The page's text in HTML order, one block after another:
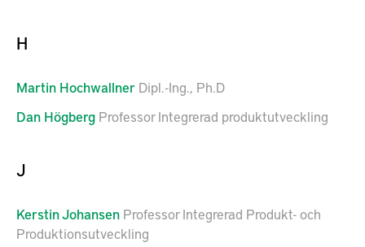
H
Martin Hochwallner Dipl.-Ing., Ph.D
Dan Högberg Professor Integrerad produktutveckling
J
KerstinJohansen Professor Integrerad Produkt- och
Produktionsutveckling